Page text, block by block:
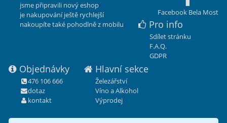
Facebook Bela Most
jsme připravili nový eshop
je nakupování ještě rychlejší
nakoupíte také pohodlně z mobilu
Pro info
Sdílet stránku
F.A.Q.
GDPR
Objednávky
476 106 666
dotaz
kontakt
Hlavní sekce
Železářství
Víno a Alkohol
Výprodej